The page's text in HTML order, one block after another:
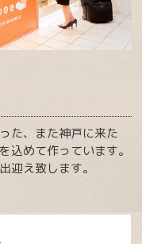
た、また神戸に来た
込めて作っています。
迎え致します。